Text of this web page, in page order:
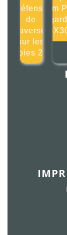
Défense
de
traverser
sur les
voies 20
2mm